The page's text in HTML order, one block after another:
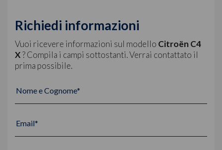
Richiedi informazioni
Vuoi ricevere informazioni sul modello Citroën C4
X? Compila i campi sottostanti. Verrai contattato il
prima possibile.
Nome e Cognome*
Email*